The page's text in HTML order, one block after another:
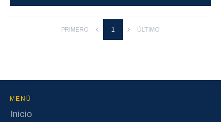
PRIMERO 1 ÚLTIMO
MENÚ
Inicio